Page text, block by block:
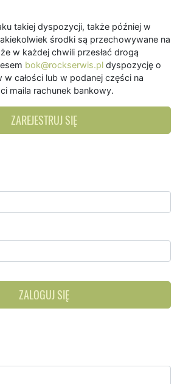
takiej dyspozycji, także później w
środki są przechowywane na
w każdej chwili przesłać drogą
bok@rockserwis.pl dyspozycję o
całości lub w podanej części na
maila rachunek bankowy.
ZAREJESTRUJ SIĘ
ZALOGUJ SIĘ